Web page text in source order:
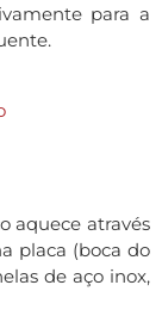
para a
aquece através
placa (boca do
de aço inox,